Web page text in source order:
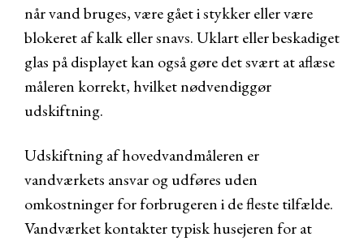
når vand bruges, være gået i stykker eller være
blokeret af kalk eller snavs. Uklart eller beskadiget
glas på displayet kan også gøre det svært at aflæse
måleren korrekt, hvilket nødvendiggør
udskiftning.
Udskiftning af hovedvandmåleren er
vandværkets ansvar og udføres uden
omkostninger for forbrugeren i de fleste tilfælde.
Vandværket kontakter typisk husejeren for at